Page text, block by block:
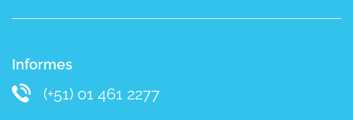
Informes
(+51) 01 461 2277